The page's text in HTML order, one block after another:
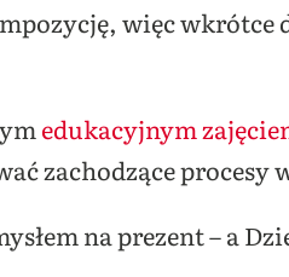
więc wkrótce
edukacyjnym
zachodzące procesy
na prezent – a